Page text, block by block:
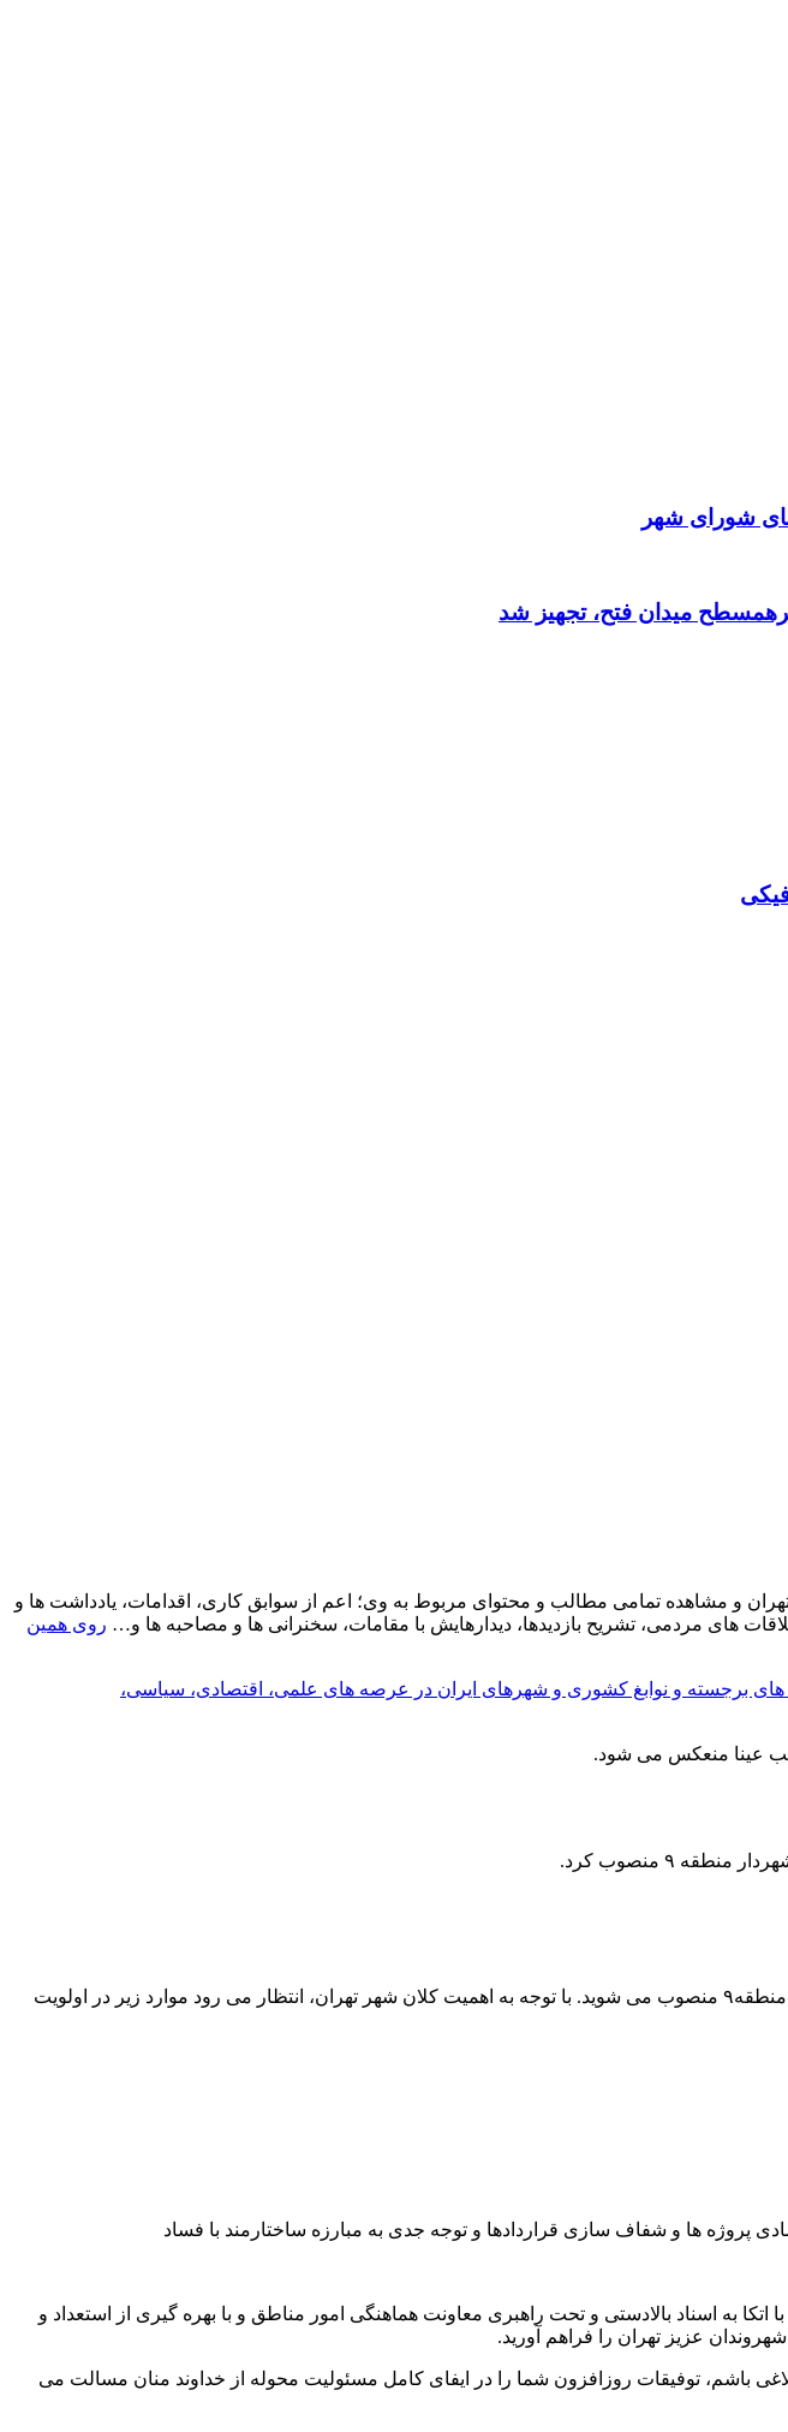
شهردار منطقه 9 تهران و مشاهده تمامی مطالب و محتوای مربوط به وی؛ اعم از سوابق کاری، اقدامات، یادداشت ها و
های مردمی، تشریح بازدیدها، دیدارهایش با مقامات، سخنرانی ها و مصاحبه ها و… روی همین
های برجسته و نوابغ کشوری و شهرهای ایران در عرصه های علمی، اقتصادی، سیاسی،
۹ منصوب کرد.
نظر به شایستگی، تجارب و سوابق ارزنده جناب‌عالی به موجب این حکم به مدت یک سال به سمت شهردار منطقه۹ منصوب می شوید. با توجه به اهمیت کلان شهر تهران، انتظار می رود موارد زیر در اولویت
به اسناد بالادستی و تحت راهبری معاونت هماهنگی امور مناطق و با بهره گیری از استعداد و
عزیز تهران را فراهم آورید.
باشم، توفیقات روزافزون شما را در ایفای کامل مسئولیت محوله از خداوند منان مسالت می